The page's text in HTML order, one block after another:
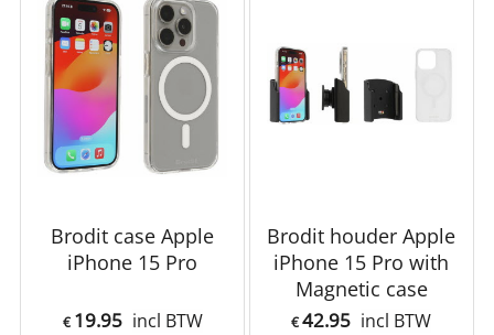
Brodit case Apple
iPhone 15 Pro
€ 19.95 incl BTW
Brodit houder Apple
iPhone 15 Pro with
Magnetic case
€ 42.95 incl BTW